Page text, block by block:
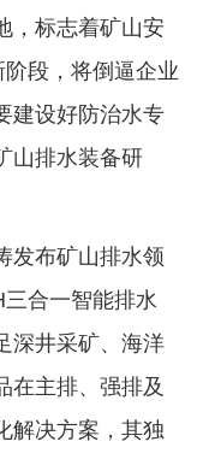
，标志着矿山安
阶段，将倒逼企业
建设好防治水专
山排水装备研
发布矿山排水领
合一智能排水
深井采矿、海洋
在主排、强排及
解决方案，其独